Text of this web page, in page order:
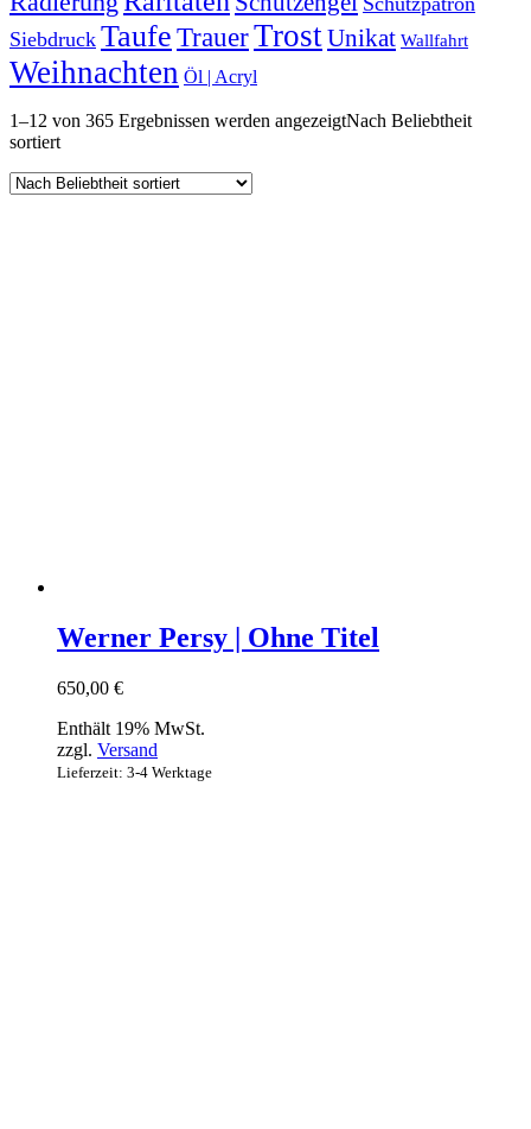
Siebdruck Taufe TrauerTrostUnikat Wallfahrt
Weihnachten Öl | Acryl
1–12 von 365 Ergebnissen werden angezeigtNach Beliebtheit
sortiert
Werner Persy | Ohne Titel
650,00 €
Enthält 19% MwSt.
zzgl. Versand
Lieferzeit: 3-4 Werktage